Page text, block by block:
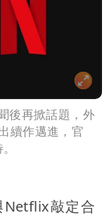
後再掀話題，外
續作邁進，官
Netflix敲定合